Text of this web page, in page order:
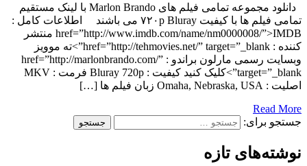
دانلود مجموعه تمامی فیلم های Marlon Brando با لینک مستقیم
تمامی فیلم ها با کیفیت ۷۲۰p Bluray می باشند اطلاعات کامل :
href=”http://www.imdb.com/name/nm0000008/”>IMDB منتشر
کننده : href=”http://tehmovies.net/” target=”_blank”>ته موویز
وبسایت رسمی مارلون براندو : href=”http://marlonbrando.com/”
target=”_blank”>کلیک کنید کیفیت : Bluray 720p فرمت : MKV
اصلیت : Omaha, Nebraska, USA زبان فیلم ها […]
Read More
جستجو برای:
نوشته‌های تازه